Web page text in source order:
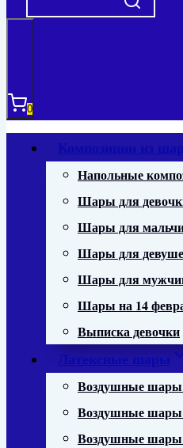
0
Композиции из
Напольные
Шары для
Шары для
Шары для
Шары для
Шары на 14
Выписка девочки
Латексные шары
Воздушные шары
Воздушные шары
Воздушные шары